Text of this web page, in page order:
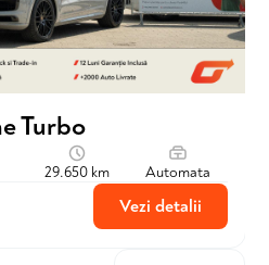
Turbo
29.650 km Automata
Vezi detalii